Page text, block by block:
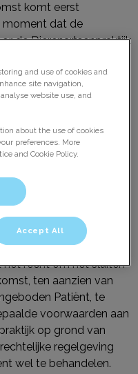
komt eerst
moment dat de
de Dierenartsenpraktijk
de
van de
van een
niet tot een
leidt, is de
om alle
heeft moeten maken
doen, in rekening te
recht om het sluiten
ten aanzien van
Patiënt, te
voorwaarden aan
op grond van
regelgeving
wel te behandelen.
and use of cookies and
site navigation,
website use, and
about the use of cookies
preferences. More
and Cookie Policy.
Accept All